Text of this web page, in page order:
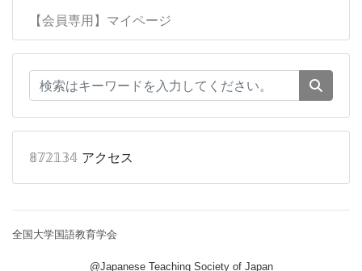
【会員専用】マイページ
𝟠𝟟𝟚𝟙𝟛𝟜 アクセス
全国大学国語教育学会
@Japanese Teaching Society of Japan